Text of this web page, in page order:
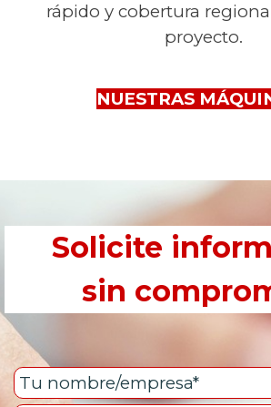
rápido y cobertura
proyecto.
NUESTRAS
Solicite
sin